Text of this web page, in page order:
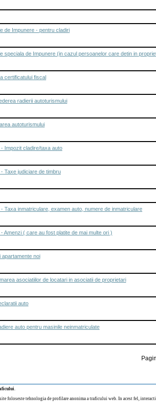
de Impunere - pentru cladiri
speciala de Impunere (in cazul persoanelor care detin in
certificatului fiscal
radierii autoturismului
autoturismului
- Impozit cladire/taxa auto
- Taxe judiciare de timbru
- Taxa inmatriculare, examen auto, numere de inmatriculare
- Amenzi ( care au fost platite de mai multe ori )
apartamente noi
asociatiilor de locatari in asociatii de proprietari
auto
auto pentru masinile neinmatriculate
.
foloseste tehnologia de profilare anonima a traficului web. In acest fel,